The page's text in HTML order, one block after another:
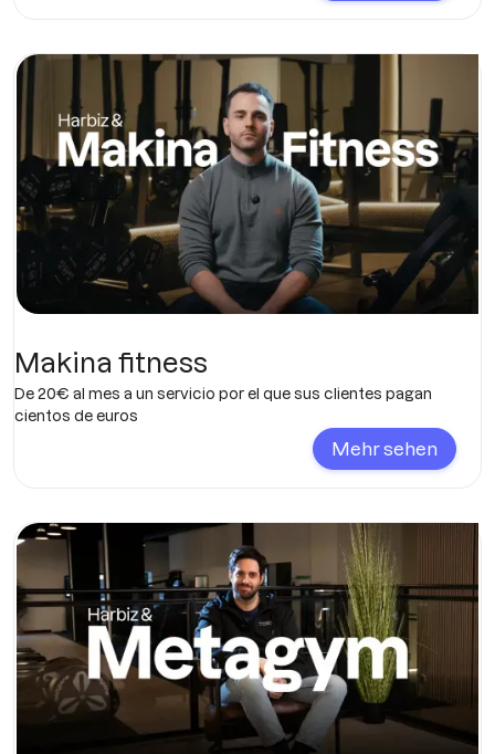
Makina fitness
De 20€ al mes a un servicio por el que sus clientes pagan
cientos de euros
Mehr sehen